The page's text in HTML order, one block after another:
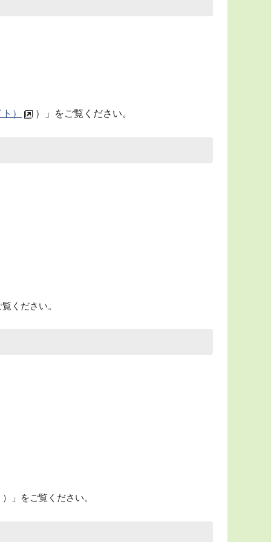
） ）」をご覧ください。
ください。
）」をご覧ください。